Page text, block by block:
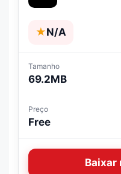
★N/A
Tamanho
69.2MB
Preço
Free
Baixar